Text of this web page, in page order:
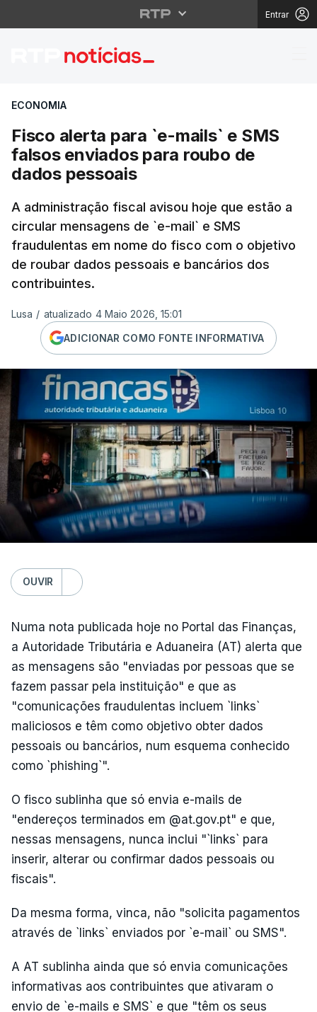
Entrar
Fisco alerta para `e-
ECONOMIA
Fisco alerta para `e-mails` e SMS
falsos enviados para roubo de
dados pessoais
A administração fiscal avisou hoje que estão a
circular mensagens de `e-mail` e SMS
fraudulentas em nome do fisco com o objetivo
de roubar dados pessoais e bancários dos
contribuintes.
Lusa / atualizado 4 Maio 2026, 15:01
ADICIONAR COMO FONTE INFORMATIVA
OUVIR
Numa nota publicada hoje no Portal das Finanças,
a Autoridade Tributária e Aduaneira (AT) alerta que
as mensagens são "enviadas por pessoas que se
fazem passar pela instituição" e que as
"comunicações fraudulentas incluem `links`
maliciosos e têm como objetivo obter dados
pessoais ou bancários, num esquema conhecido
como `phishing`".
O fisco sublinha que só envia e-mails de
"endereços terminados em @at.gov.pt" e que,
nessas mensagens, nunca inclui "`links` para
inserir, alterar ou confirmar dados pessoais ou
fiscais".
Da mesma forma, vinca, não "solicita pagamentos
através de `links` enviados por `e-mail` ou SMS".
A AT sublinha ainda que só envia comunicações
informativas aos contribuintes que ativaram o
envio de `e-mails e SMS` e que "têm os seus